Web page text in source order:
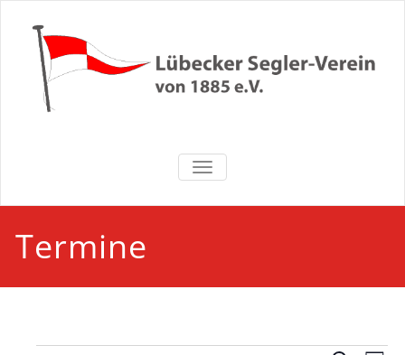
springen
NAVIGATION UMSCHALTEN
Termine